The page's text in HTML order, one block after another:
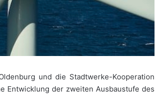
und die Stadtwerke-Kooperation
Entwicklung der zweiten Ausbaustufe des